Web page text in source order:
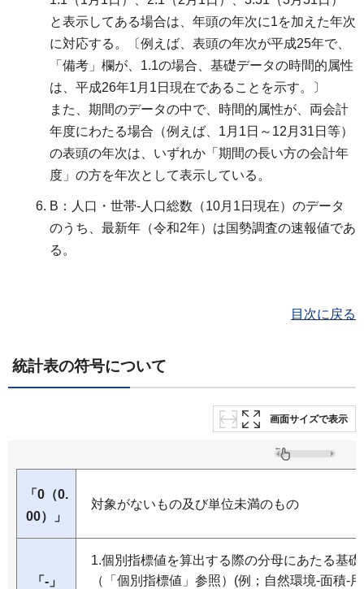
と表示してある場合は、年頭の年次に1を加えた年次
に対応する。〔例えば、表頭の年次が平成25年で、
「備考」欄が、1.1の場合、基礎データの時間的属性
は、平成26年1月1日現在であることを示す。〕
また、期間のデータの中で、時間的属性が、両会計
年度にわたる場合（例えば、1月1日～12月31日等）
の表頭の年次は、いずれか「期間の長い方の会計年
度」の方を年次として表示している。
B：人口・世帯-人口総数（10月1日現在）のデータ
のうち、最新年（令和2年）は国勢調査の速報値であ
る。
目次に戻る
統計表の符号について
画面サイズで表示
「0（0.
00）」
対象がないもの及び単位未満のもの
「-」
1.個別指標値を算出する際の分母にあたる基
（「個別指標値」参照）(例；自然環境-面積-